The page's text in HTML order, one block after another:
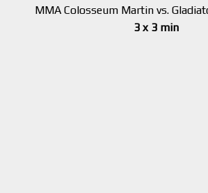
MMA Colosseum Martin vs.
3 x 3 min